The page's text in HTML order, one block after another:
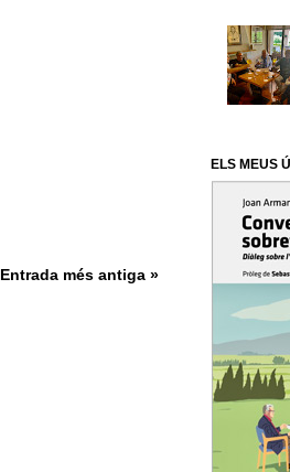
Entrada més antiga »
ELS MEUS